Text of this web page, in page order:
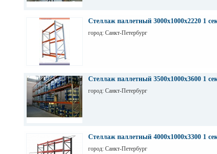
Стеллаж паллетный 3000х1000х2220 1
город: Санкт-Петербург
Стеллаж паллетный 3500х1000х3600 1
город: Санкт-Петербург
Стеллаж паллетный 4000х1000х3300 1
город: Санкт-Петербург